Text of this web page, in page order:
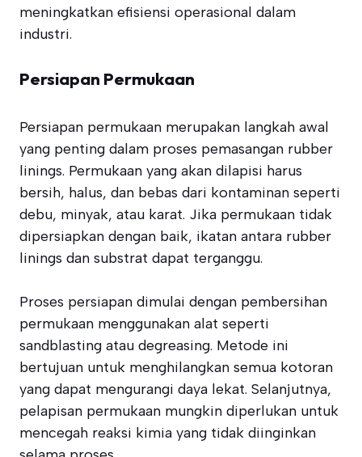
meningkatkan efisiensi operasional dalam
industri.
Persiapan Permukaan
Persiapan permukaan merupakan langkah awal
yang penting dalam proses pemasangan rubber
linings. Permukaan yang akan dilapisi harus
bersih, halus, dan bebas dari kontaminan seperti
debu, minyak, atau karat. Jika permukaan tidak
dipersiapkan dengan baik, ikatan antara rubber
linings dan substrat dapat terganggu.
Proses persiapan dimulai dengan pembersihan
permukaan menggunakan alat seperti
sandblasting atau degreasing. Metode ini
bertujuan untuk menghilangkan semua kotoran
yang dapat mengurangi daya lekat. Selanjutnya,
pelapisan permukaan mungkin diperlukan untuk
mencegah reaksi kimia yang tidak diinginkan